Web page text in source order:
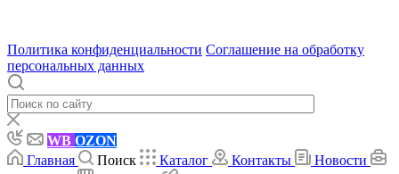
Политика конфиденциальности Соглашение на обработку
персональных данных
WB OZON
Главная
Поиск Каталог Контакты
Новости